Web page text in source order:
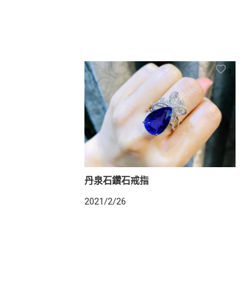
丹泉石鑽石戒指
2021/2/26
1